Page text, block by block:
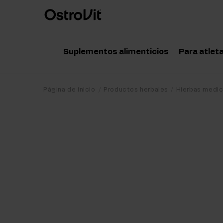
Suplementos alimenticios Para
Página de inicio Productos herbales Hierbas